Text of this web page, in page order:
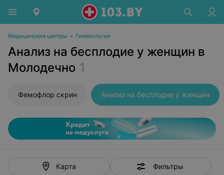
Медицинские центры • Гинекология
Анализ на бесплодие у женщин в
Молодечно 1
Фемофлор скрин Анализ на бесплодие у женщин
Карта Фильтры